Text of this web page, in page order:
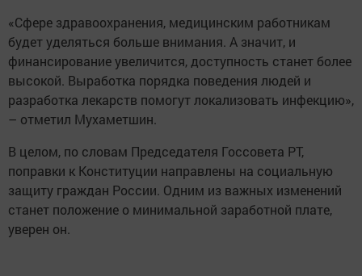
«Сфере здравоохранения, медицинским работникам
будет уделяться больше внимания. А значит, и
финансирование увеличится, доступность станет более
высокой. Выработка порядка поведения людей и
разработка лекарств помогут локализовать инфекцию»,
– отметил Мухаметшин.
В целом, по словам Председателя Госсовета РТ,
поправки к Конституции направлены на социальную
защиту граждан России. Одним из важных изменений
станет положение о минимальной заработной плате,
уверен он.